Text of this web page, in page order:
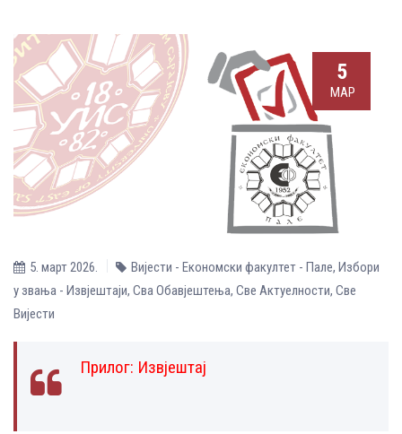
5
МАР
5. март 2026. Вијести - Економски факултет - Пале, Избори
у звања - Извјештаји, Сва Обавјештења, Све Aктуелности, Све
Вијести
Прилог: Извјештај